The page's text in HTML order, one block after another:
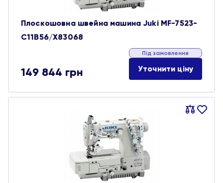
Плоскошовна швейна машина Juki MF-7523-
C11B56/X83068
149 844 грн
Під замовлення
Уточнити ціну
Порівняти
В